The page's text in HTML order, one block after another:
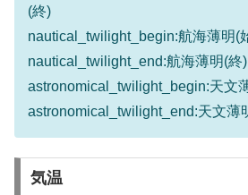
(終)
nautical_twilight_begin:航海薄明(
nautical_twilight_end:航海薄明(終)
astronomical_twilight_begin:天文
astronomical_twilight_end:天文薄
気温